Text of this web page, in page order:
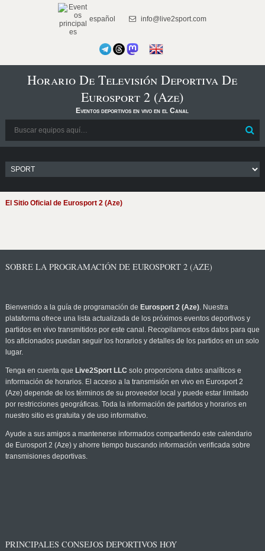
español info@live2sport.com
Horario De Televisión Deportiva De
Eurosport 2 (Aze)
Eventos deportivos en vivo en el Canal
El Sitio Oficial de Eurosport 2 (Aze)
SOBRE LA PROGRAMACIÓN DE EUROSPORT 2 (AZE)
Bienvenido a la guía de programación de Eurosport 2 (Aze). Nuestra
plataforma ofrece una lista actualizada de los próximos eventos deportivos y
partidos en vivo transmitidos por este canal. Recopilamos estos datos para que
los aficionados puedan seguir los horarios y detalles de los partidos en un solo
lugar.
Tenga en cuenta que Live2Sport LLC solo proporciona datos analíticos e
información de horarios. El acceso a la transmisión en vivo en Eurosport 2
(Aze) depende de los términos de su proveedor local y puede estar limitado
por restricciones geográficas. Toda la información de partidos y horarios en
nuestro sitio es gratuita y de uso informativo.
Ayude a sus amigos a mantenerse informados compartiendo este calendario
de Eurosport 2 (Aze) y ahorre tiempo buscando información verificada sobre
transmisiones deportivas.
PRINCIPALES CONSEJOS DEPORTIVOS HOY